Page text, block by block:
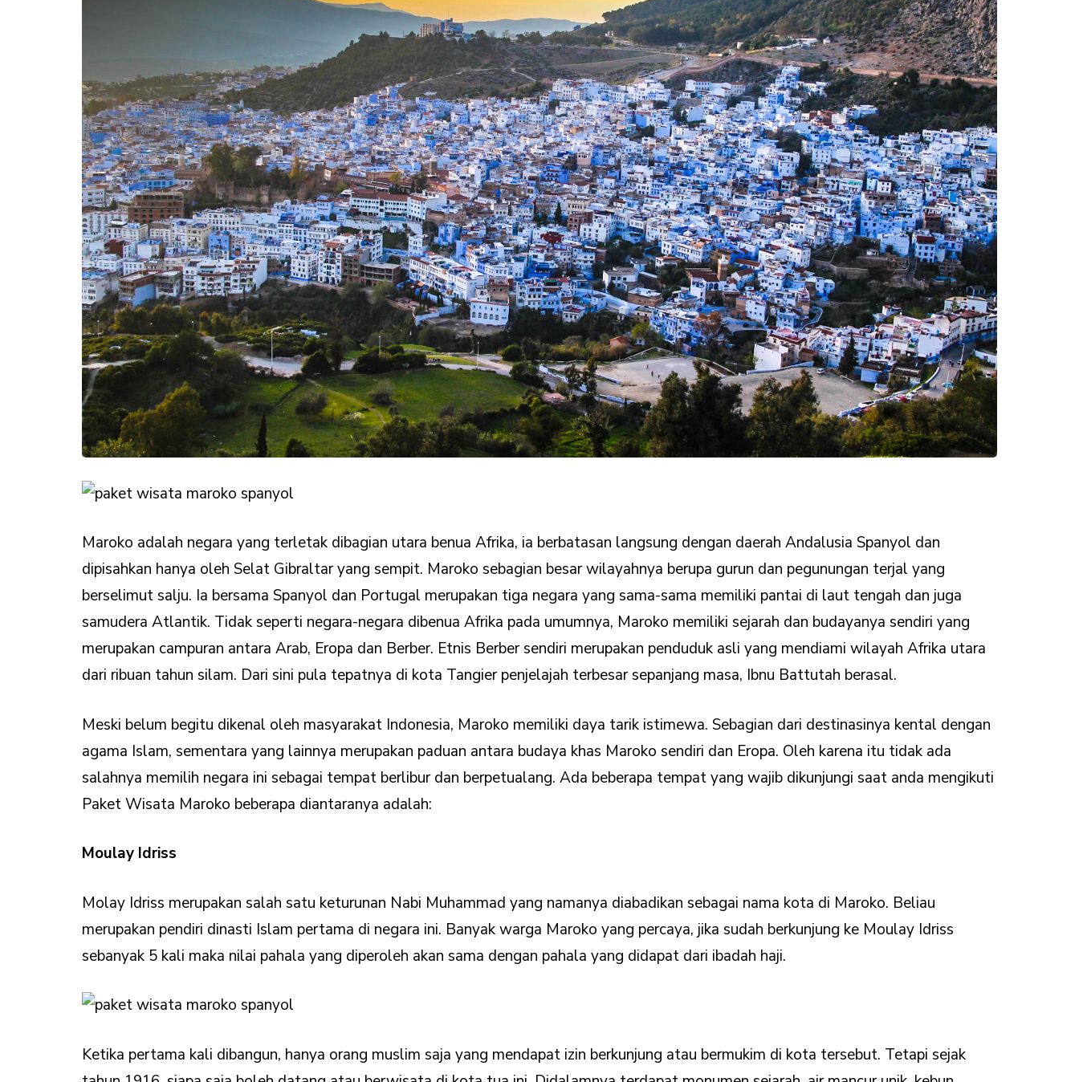
Maroko adalah negara yang terletak dibagian utara benua Afrika, ia berbatasan langsung dengan daerah Andalusia Spanyol dan
dipisahkan hanya oleh Selat Gibraltar yang sempit. Maroko sebagian besar wilayahnya berupa gurun dan pegunungan terjal yang
berselimut salju. Ia bersama Spanyol dan Portugal merupakan tiga negara yang sama-sama memiliki pantai di laut tengah dan juga
samudera Atlantik. Tidak seperti negara-negara dibenua Afrika pada umumnya, Maroko memiliki sejarah dan budayanya sendiri yang
merupakan campuran antara Arab, Eropa dan Berber. Etnis Berber sendiri merupakan penduduk asli yang mendiami wilayah Afrika utara
dari ribuan tahun silam. Dari sini pula tepatnya di kota Tangier penjelajah terbesar sepanjang masa, Ibnu Battutah berasal.
Meski belum begitu dikenal oleh masyarakat Indonesia, Maroko memiliki daya tarik istimewa. Sebagian dari destinasinya kental dengan
agama Islam, sementara yang lainnya merupakan paduan antara budaya khas Maroko sendiri dan Eropa. Oleh karena itu tidak ada
salahnya memilih negara ini sebagai tempat berlibur dan berpetualang. Ada beberapa tempat yang wajib dikunjungi saat anda mengikuti
Paket Wisata Maroko beberapa diantaranya adalah:
Moulay Idriss
Molay Idriss merupakan salah satu keturunan Nabi Muhammad yang namanya diabadikan sebagai nama kota di Maroko. Beliau
merupakan pendiri dinasti Islam pertama di negara ini. Banyak warga Maroko yang percaya, jika sudah berkunjung ke Moulay Idriss
sebanyak 5 kali maka nilai pahala yang diperoleh akan sama dengan pahala yang didapat dari ibadah haji.
Ketika pertama kali dibangun, hanya orang muslim saja yang mendapat izin berkunjung atau bermukim di kota tersebut. Tetapi sejak